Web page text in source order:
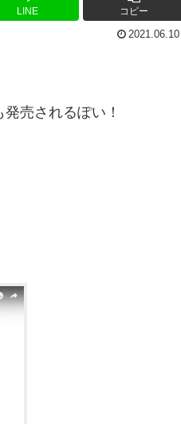
LINE コピー
2021.06.10
売されるぽい！